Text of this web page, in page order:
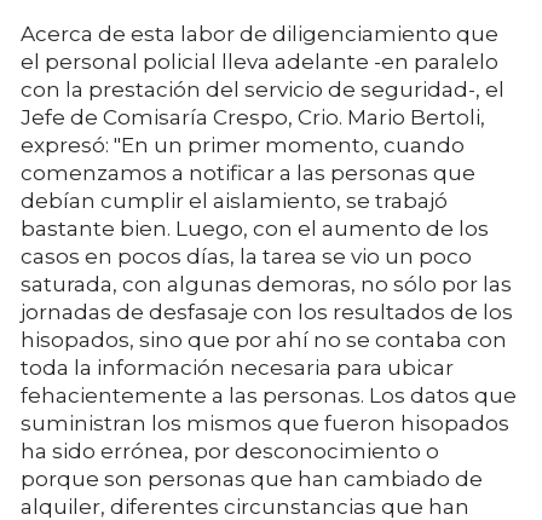
Acerca de esta labor de diligenciamiento que
el personal policial lleva adelante -en paralelo
con la prestación del servicio de seguridad-, el
Jefe de Comisaría Crespo, Crio. Mario Bertoli,
expresó: "En un primer momento, cuando
comenzamos a notificar a las personas que
debían cumplir el aislamiento, se trabajó
bastante bien. Luego, con el aumento de los
casos en pocos días, la tarea se vio un poco
saturada, con algunas demoras, no sólo por las
jornadas de desfasaje con los resultados de los
hisopados, sino que por ahí no se contaba con
toda la información necesaria para ubicar
fehacientemente a las personas. Los datos que
suministran los mismos que fueron hisopados
ha sido errónea, por desconocimiento o
porque son personas que han cambiado de
alquiler, diferentes circunstancias que han